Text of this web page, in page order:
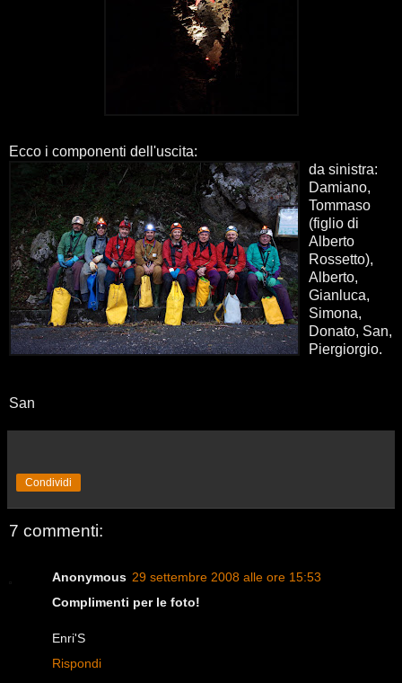
Ecco i componenti dell'uscita:
da sinistra:
Damiano,
Tommaso
(figlio di
Alberto
Rossetto),
Alberto,
Gianluca,
Simona,
Donato, San,
Piergiorgio.
San
Condividi
7 commenti:
Anonymous 29 settembre 2008 alle ore 15:53
Complimenti per le foto!
Enri'S
Rispondi